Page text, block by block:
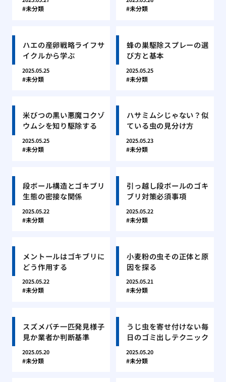
未分類 未分類
ハエの産卵戦略ライフサ
イクルから学ぶ
2025.05.25
未分類
蜂の巣駆除スプレーの選
び方と基本
2025.05.25
未分類
米びつの黒い悪魔コクゾ
ウムシを知り駆除する
2025.05.25
未分類
ハサミムシじゃない？似
ている虫の見分け方
2025.05.23
未分類
段ボール構造とゴキブリ
生態の密接な関係
2025.05.22
未分類
引っ越し段ボールのゴキ
ブリ対策必須事項
2025.05.22
未分類
メントールはゴキブリに
どう作用する
2025.05.22
未分類
小麦粉の虫その正体と原
因を探る
2025.05.21
未分類
スズメバチ一匹発見様子
見か業者か判断基準
2025.05.20
未分類
うじ虫を寄せ付けない毎
日のゴミ出しテクニック
2025.05.20
未分類